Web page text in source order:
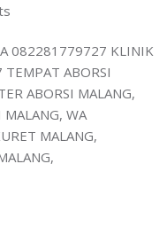
082281779727 KLINIK
ABORSI
ABORSI MALANG,
WA
MALANG,